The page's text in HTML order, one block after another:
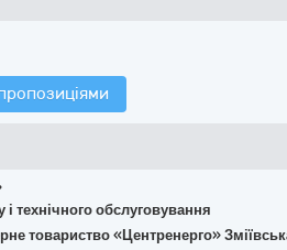
і технічного обслуговування
товариство «Центренерго»